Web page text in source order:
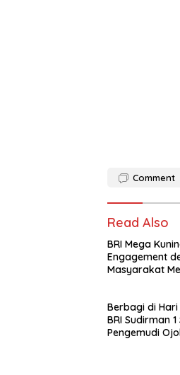
Comment
Read Also
BRI Mega
Engagement
Masyarakat
Berbagi di Hari
BRI Sudirman
Pengemudi